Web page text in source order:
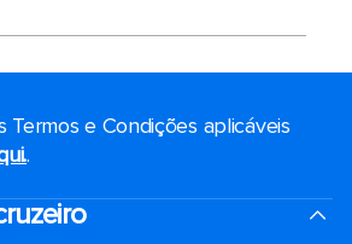
e Condições aplicáveis
.